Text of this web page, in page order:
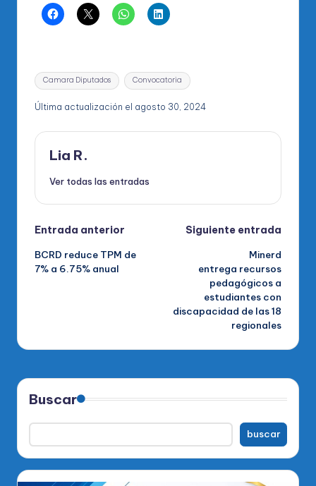
Etiquetas:
Camara Diputados Convocatoria
Última actualización el agosto 30, 2024
Lia R.
Ver todas las entradas
Navegación
de
Entrada anterior
BCRD reduce TPM de
7% a 6.75% anual
Siguiente entrada
Minerd
entrega recursos
pedagógicos a
estudiantes con
discapacidad de las 18
regionales
Buscar
buscar